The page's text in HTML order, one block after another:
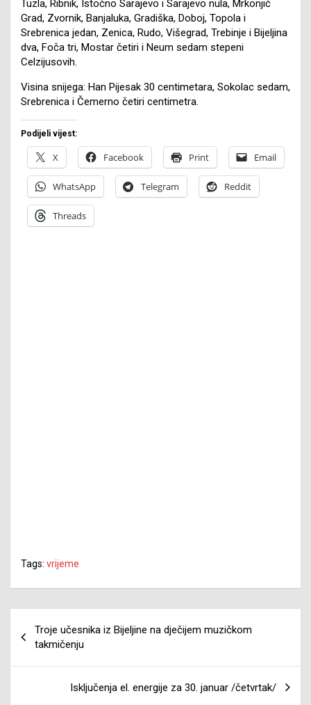
Tuzla, Ribnik, Istočno Sarajevo i Sarajevo nula, Mrkonjić
Grad, Zvornik, Banjaluka, Gradiška, Doboj, Topola i
Srebrenica jedan, Zenica, Rudo, Višegrad, Trebinje i Bijeljina
dva, Foča tri, Mostar četiri i Neum sedam stepeni
Celzijusovih.
Visina snijega: Han Pijesak 30 centimetara, Sokolac sedam,
Srebrenica i Čemerno četiri centimetra.
Podijeli vijest:
X Facebook Print Email
WhatsApp Telegram Reddit
Threads
Tags: vrijeme
članaka
Troje učesnika iz Bijeljine na dječijem muzičkom
takmičenju
Isključenja el. energije za 30. januar /četvrtak/